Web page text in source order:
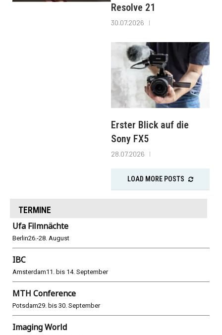
Resolve 21
30.07.2026
Erster Blick auf die
Sony FX5
28.07.2026
LOAD MORE POSTS
TERMINE
Ufa Filmnächte
Berlin26.-28. August
IBC
Amsterdam11. bis 14. September
MTH Conference
Potsdam29. bis 30. September
Imaging World